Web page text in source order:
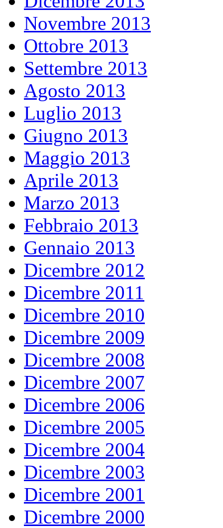
Novembre 2013
Ottobre 2013
Settembre 2013
Agosto 2013
Luglio 2013
Giugno 2013
Maggio 2013
Aprile 2013
Marzo 2013
Febbraio 2013
Gennaio 2013
Dicembre 2012
Dicembre 2011
Dicembre 2010
Dicembre 2009
Dicembre 2008
Dicembre 2007
Dicembre 2006
Dicembre 2005
Dicembre 2004
Dicembre 2003
Dicembre 2001
Dicembre 2000